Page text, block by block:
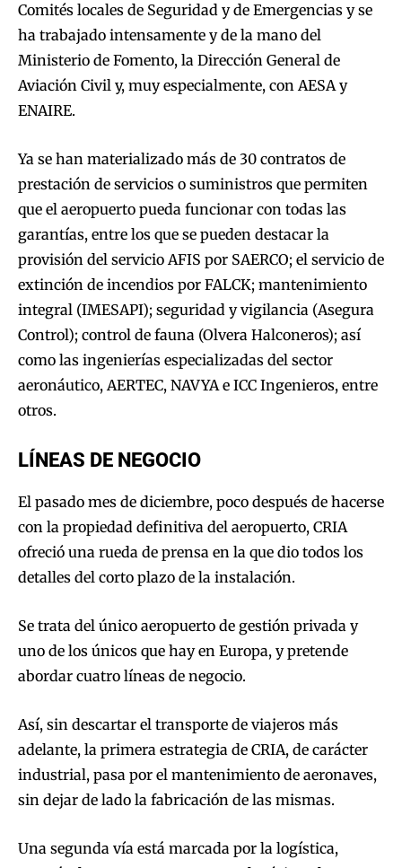
Comités locales de Seguridad y de Emergencias y se
ha trabajado intensamente y de la mano del
Ministerio de Fomento, la Dirección General de
Aviación Civil y, muy especialmente, con AESA y
ENAIRE.
Ya se han materializado más de 30 contratos de
prestación de servicios o suministros que permiten
que el aeropuerto pueda funcionar con todas las
garantías, entre los que se pueden destacar la
provisión del servicio AFIS por SAERCO; el servicio de
extinción de incendios por FALCK; mantenimiento
integral (IMESAPI); seguridad y vigilancia (Asegura
Control); control de fauna (Olvera Halconeros); así
como las ingenierías especializadas del sector
aeronáutico, AERTEC, NAVYA e ICC Ingenieros, entre
otros.
LÍNEAS DE NEGOCIO
El pasado mes de diciembre, poco después de hacerse
con la propiedad definitiva del aeropuerto, CRIA
ofreció una rueda de prensa en la que dio todos los
detalles del corto plazo de la instalación.
Se trata del único aeropuerto de gestión privada y
uno de los únicos que hay en Europa, y pretende
abordar cuatro líneas de negocio.
Así, sin descartar el transporte de viajeros más
adelante, la primera estrategia de CRIA, de carácter
industrial, pasa por el mantenimiento de aeronaves,
sin dejar de lado la fabricación de las mismas.
Una segunda vía está marcada por la logística,